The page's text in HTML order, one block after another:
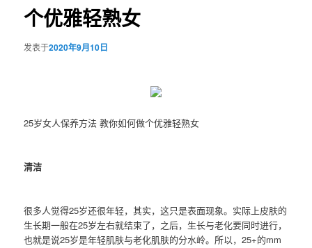
个优雅轻熟女
发表于2020年9月10日
25岁女人保养方法 教你如何做个优雅轻熟女
清洁
很多人觉得25岁还很年轻，其实，这只是表面现象。实际上皮肤的
生长期一般在25岁左右就结束了，之后，生长与老化要同时进行，
也就是说25岁是年轻肌肤与老化肌肤的分水岭。所以，25+的mm